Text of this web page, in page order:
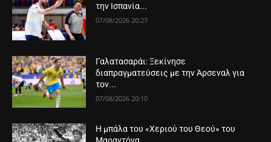
την Ισπανία...
07/08/2026 20:27
Γαλατασαράι: Ξεκίνησε
διαπραγματεύσεις με την Άρσεναλ για
τον...
07/08/2026 20:10
Η μπάλα του «Χεριού του Θεού» του